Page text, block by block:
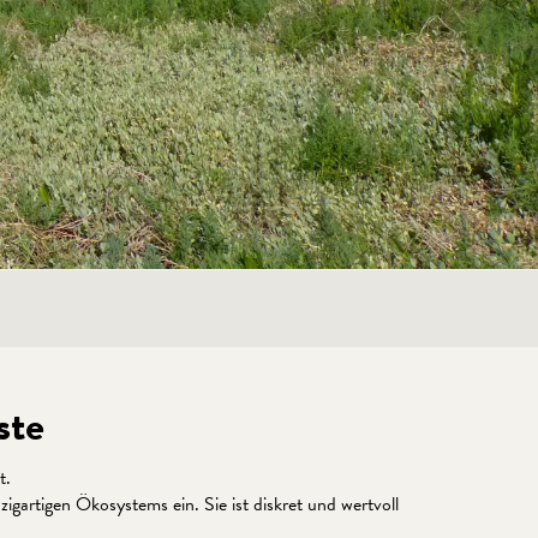
Ökosystems ein. Sie ist diskret und wertvoll